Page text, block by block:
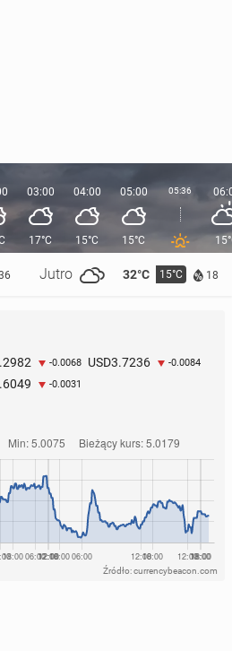
Jutro 32°C 15°C 18
03:00
17°C
04:00
15°C
05:00
15°C
05:36
-0.0068 USD3.7236 -0.0084
-0.0031
Źródło: currencybeacon.com